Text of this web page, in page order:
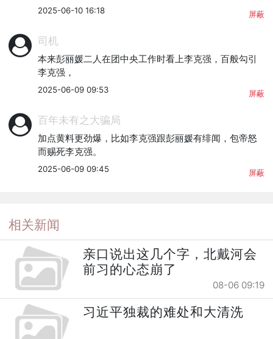
2025-06-10 16:18 屏蔽
司机
本来彭丽媛二人在团中央工作时看上李克强，百般勾引
李克强，
2025-06-09 09:53 屏蔽
百年未有之大骗局
加点黄料更劲爆，比如李克强跟彭丽媛有绯闻，包帝怒
而赐死李克强。
2025-06-09 09:45 屏蔽
相关新闻
亲口说出这几个字，北戴河会
前习的心态崩了
08-06 09:19
习近平独裁的难处和大清洗